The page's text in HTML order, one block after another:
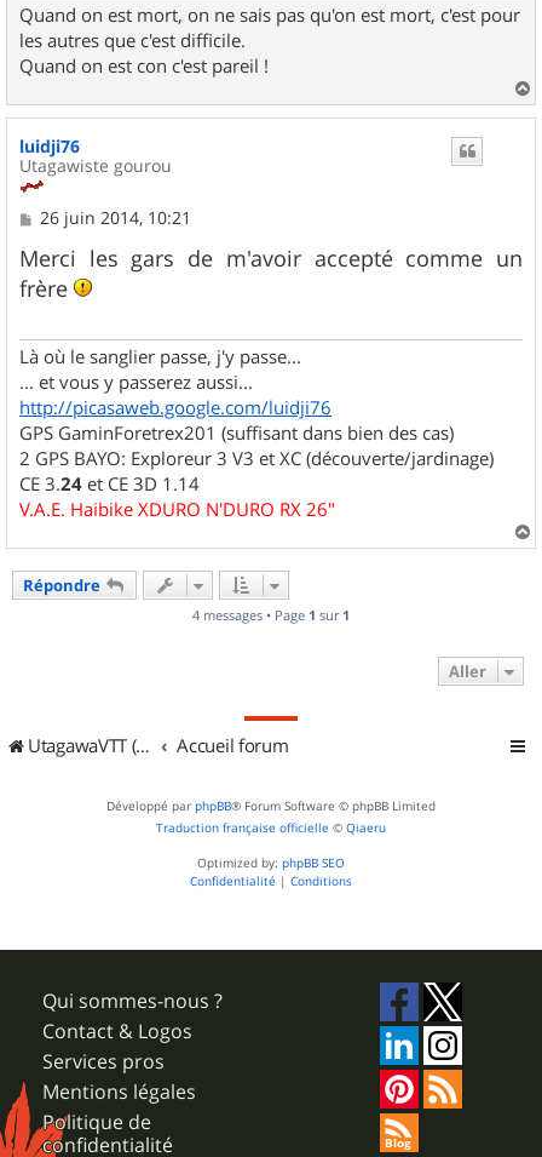
Quand on est mort, on ne sais pas qu'on est mort, c'est pour
les autres que c'est difficile.
Quand on est con c'est pareil !
a
luidji76
Utagawiste gourou
M
s
s
a
26 juin 2014, 10:21
Merci les gars de m'avoir accepté comme un
frère
Là où le sanglier passe, j'y passe...
... et vous y passerez aussi...
http://picasaweb.google.com/luidji76
GPS GaminForetrex201 (suffisant dans bien des cas)
2 GPS BAYO: Exploreur 3 V3 et XC (découverte/jardinage)
CE 3.24 et CE 3D 1.14
V.A.E. Haibike XDURO N'DURO RX 26"
a
Répondre
4 messages • Page 1 sur 1
Aller
UtagawaVTT (Randos VTT et VTTAE avec traces GPS) Accueil forum
Développé par phpBB® Forum Software © phpBB Limited
Traduction française officielle © Qiaeru
Optimized by: phpBB SEO
Confidentialité | Conditions
Qui sommes-nous ?
Contact & Logos
Services pros
Mentions légales
Politique de
confidentialité